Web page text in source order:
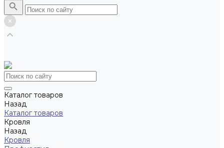
Каталог товаров
Назад
Каталог товаров
Кровля
Назад
Кровля